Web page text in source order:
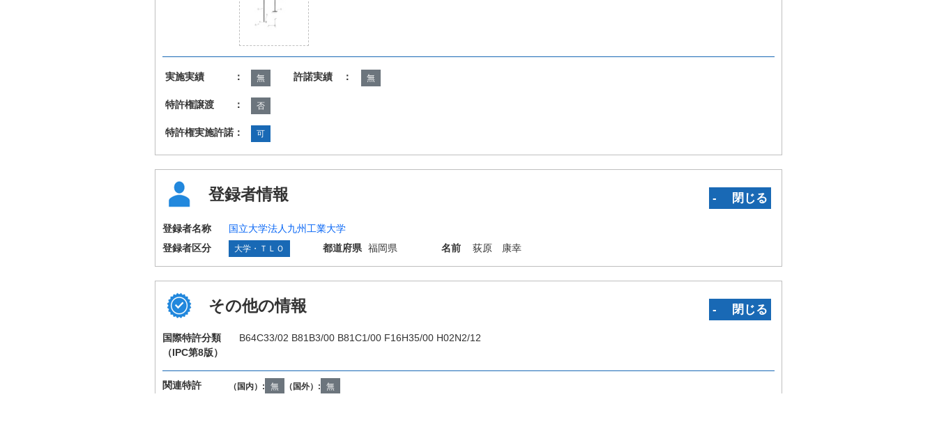
実施実績 ： 無 許諾実績 ： 無
特許権譲渡 ： 否
特許権実施許諾： 可
登録者情報 ‐ 閉じる
登録者名称
国立大学法人九州工業大学
登録者区分
大学・ＴＬＯ 都道府県 福岡県 名前 荻原 康幸
その他の情報 ‐ 閉じる
国際特許分類
（IPC第8版）
B64C33/02 B81B3/00 B81C1/00 F16H35/00 H02N2/12
関連特許 （国内）: 無 （国外）: 無